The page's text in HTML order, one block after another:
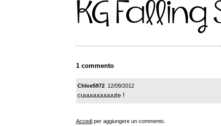
1 commento
Chloe5972 12/09/2012
cuuuuuuuuuute !
Accedi per aggiungere un commento.